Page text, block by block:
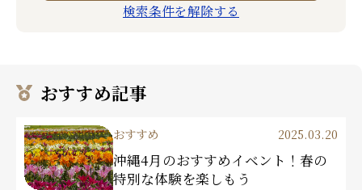
検索条件を解除する
おすすめ記事
おすすめ 2025.03.20
沖縄4月のおすすめイベント！春の
特別な体験を楽しもう